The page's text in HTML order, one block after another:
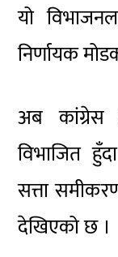
यो
निर्णायक
अब कांग्रेस
विभाजित
सत्ता
देखिएको छ ।